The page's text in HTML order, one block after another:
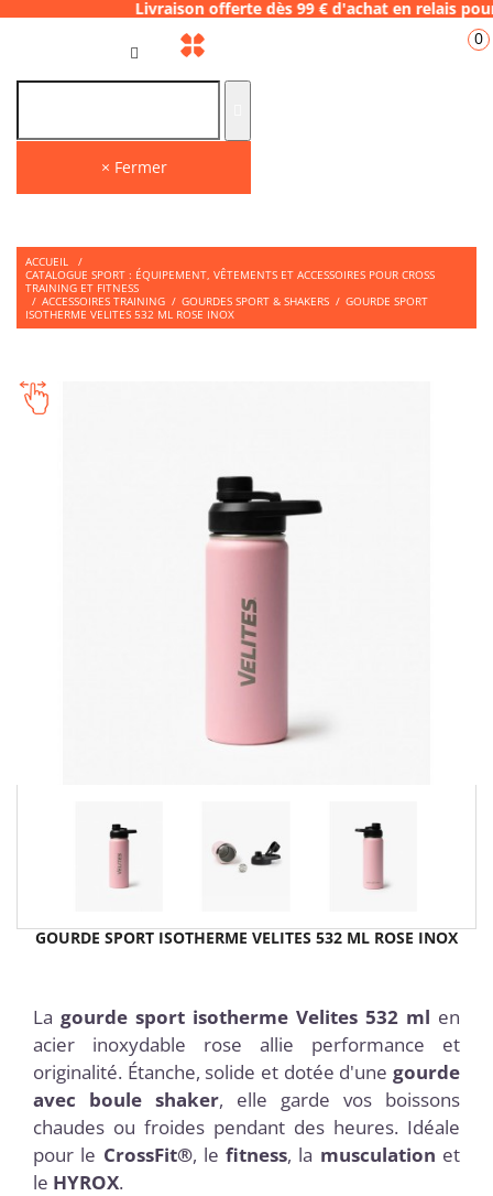
Livraison offerte dès 99 € d'achat en
× Fermer
0
ACCUEIL
/
CATALOGUE SPORT : ÉQUIPEMENT, VÊTEMENTS ET ACCESSOIRES POUR CROSS
TRAINING ET FITNESS
/ ACCESSOIRES TRAINING / GOURDES SPORT & SHAKERS / GOURDE SPORT
ISOTHERME VELITES 532 ML ROSE INOX
GOURDE SPORT ISOTHERME VELITES 532 ML ROSE INOX
La gourde sport isotherme Velites 532 ml en
acier inoxydable rose allie performance et
originalité. Étanche, solide et dotée d'une gourde
avec boule shaker, elle garde vos boissons
chaudes ou froides pendant des heures. Idéale
pour le CrossFit®, lefitness, la musculation et
le HYROX.